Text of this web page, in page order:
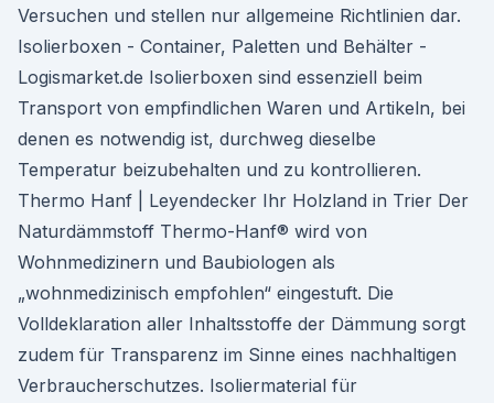
Versuchen und stellen nur allgemeine Richtlinien dar.
Isolierboxen - Container, Paletten und Behälter -
Logismarket.de Isolierboxen sind essenziell beim
Transport von empfindlichen Waren und Artikeln, bei
denen es notwendig ist, durchweg dieselbe
Temperatur beizubehalten und zu kontrollieren.
Thermo Hanf | Leyendecker Ihr Holzland in Trier Der
Naturdämmstoff Thermo-Hanf® wird von
Wohnmedizinern und Baubiologen als
„wohnmedizinisch empfohlen“ eingestuft. Die
Volldeklaration aller Inhaltsstoffe der Dämmung sorgt
zudem für Transparenz im Sinne eines nachhaltigen
Verbraucherschutzes. Isoliermaterial für